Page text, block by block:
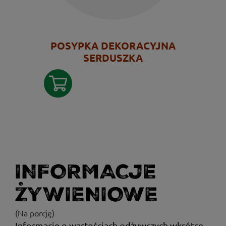
POSYPKA DEKORACYJNA
SERDUSZKA
INFORMACJE
ŻYWIENIOWE
(Na porcję)